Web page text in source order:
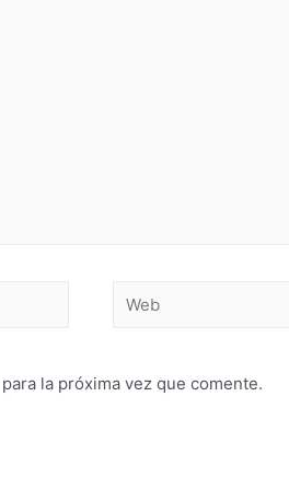
la próxima vez que comente.